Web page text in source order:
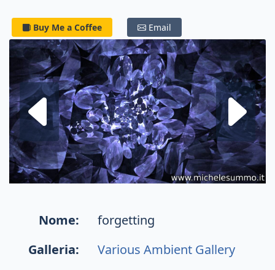
Buy Me a Coffee Email
Frattale
Nome:
forgetting
Galleria:
Various Ambient Gallery